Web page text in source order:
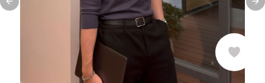
Previous slide